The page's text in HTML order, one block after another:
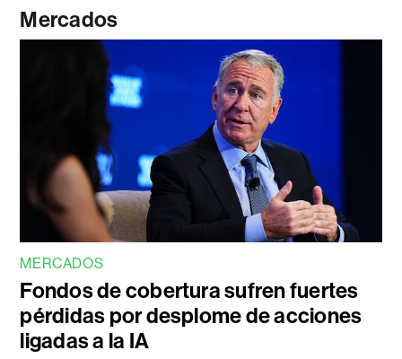
Mercados
MERCADOS
Fondos de cobertura sufren fuertes
pérdidas por desplome de acciones
ligadas a la IA